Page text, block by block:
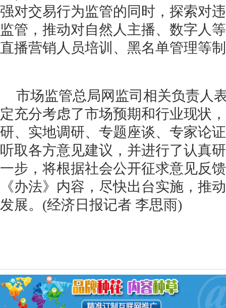
强对交易行为监管的同时，探索对
监管，推动对自然人主播、数字人
直播营销人员培训、黑名单管理等
市场监管总局网监司相关负责人
定充分考虑了市场预期和行业现状
研、实地调研、专题座谈、专家论
听取各方意见建议，并进行了认真
一步，将根据社会公开征求意见反
《办法》内容，尽快出台实施，推
发展。(经济日报记者 李思雨)